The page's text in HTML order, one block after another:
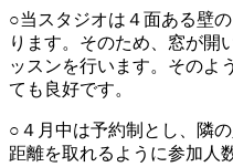
○当スタジオは４面ある壁
ります。そのため、窓が開
ッスンを行います。そのよ
ても良好です。
○４月中は予約制とし、隣
距離を取れるように参加人